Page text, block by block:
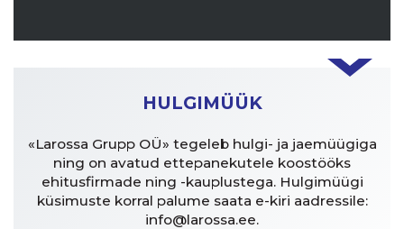
HULGIMÜÜK
«Larossa Grupp OÜ» tegeleb hulgi- ja jaemüügiga
ning on avatud ettepanekutele koostööks
ehitusfirmade ning -kauplustega. Hulgimüügi
küsimuste korral palume saata e-kiri aadressile:
info@larossa.ee.